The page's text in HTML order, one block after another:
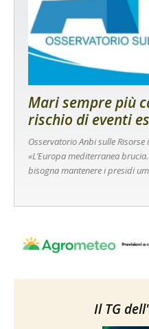
Mari sempre più
rischio di eventi
Osservatorio Anbi sulle
«L’Europa mediterranea
bisogna mantenere i presidi
Il TG